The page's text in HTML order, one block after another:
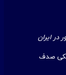
در ایران
صدف